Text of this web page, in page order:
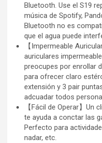
Bluetooth. Use el S19
música de Spotify,
Bluetooth no es
que el agua puede
【Impermeable
auriculares
preocupes por enrollar
para ofrecer claro
extensión y 3 pair
adcuadar todos
【Fácil de Operar】Un
te ayuda a conctar las
Perfecto para
nadar, etc.